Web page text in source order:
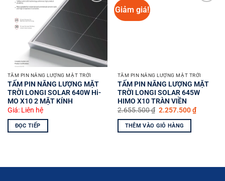
thích
TẤM PIN NĂNG LƯỢNG MẶT TRỜI
TẤM PIN NĂNG LƯỢNG MẶT
TRỜI LONGI SOLAR 640W Hi-
MO X10 2 MẶT KÍNH
Giá: Liên hệ
ĐỌC TIẾP
Giảm giá!
TẤM PIN NĂNG LƯỢNG MẶT TRỜI
TẤM PIN NĂNG LƯỢNG MẶT
TRỜI LONGI SOLAR 645W
HIMO X10 TRÀN VIỀN
2.655.500₫ Giá
là:
2.655.500 ₫.
2.257.500₫Giá
hiện
THÊM VÀO GIỎ HÀNG